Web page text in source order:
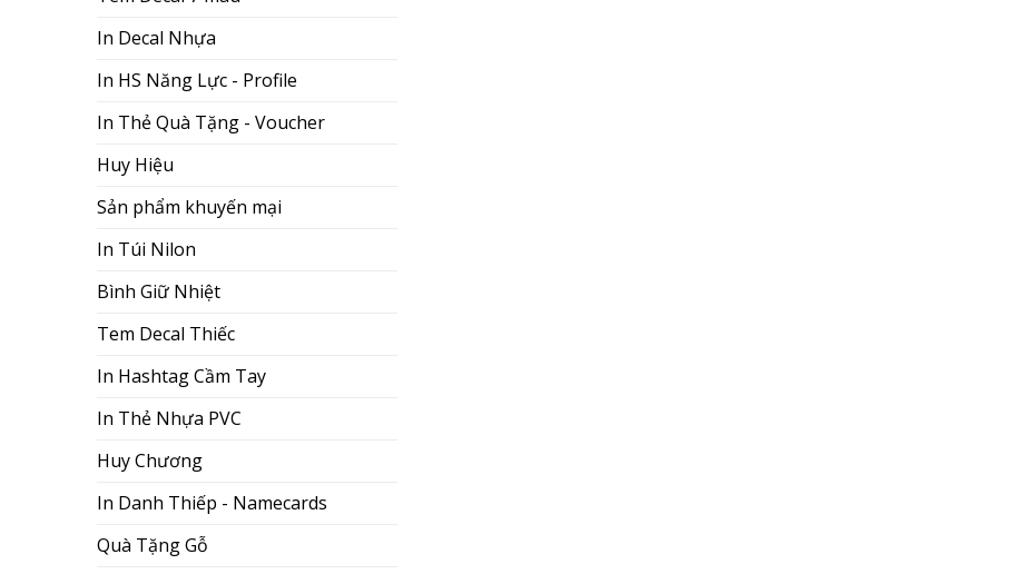
In Decal Nhựa
In HS Năng Lực - Profile
In Thẻ Quà Tặng - Voucher
Huy Hiệu
Sản phẩm khuyến mại
In Túi Nilon
Bình Giữ Nhiệt
Tem Decal Thiếc
In Hashtag Cầm Tay
In Thẻ Nhựa PVC
Huy Chương
In Danh Thiếp - Namecards
Quà Tặng Gỗ